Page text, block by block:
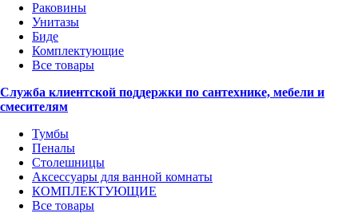
Раковины
Унитазы
Биде
Комплектующие
Все товары
Служба клиентской поддержки по сантехнике, мебели и
смесителям
Тумбы
Пеналы
Столешницы
Аксессуары для ванной комнаты
КОМПЛЕКТУЮЩИЕ
Все товары